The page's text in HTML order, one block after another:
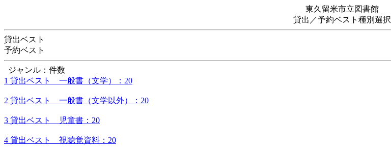
東久留米市立図書館
貸出／予約ベスト種別選択
貸出ベスト
予約ベスト
ジャンル：件数
1 貸出ベスト 一般書（文学）：20
2 貸出ベスト 一般書（文学以外）：20
3 貸出ベスト 児童書：20
4 貸出ベスト 視聴覚資料：20